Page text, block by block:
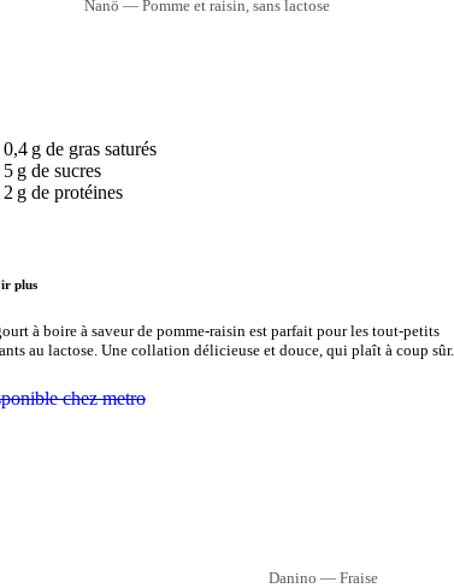
Nanö — Pomme et raisin, sans lactose
0,4 g de gras saturés
5 g de sucres
2 g de protéines
plus
à boire à saveur de pomme-raisin est parfait pour les tout-petits
au lactose. Une collation délicieuse et douce, qui plaît à coup sûr.
Danino — Fraise